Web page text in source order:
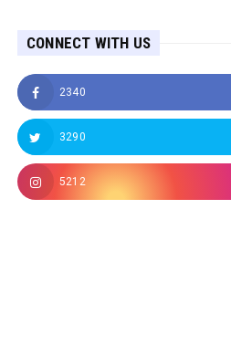
CONNECT WITH US
2340
3290
5212